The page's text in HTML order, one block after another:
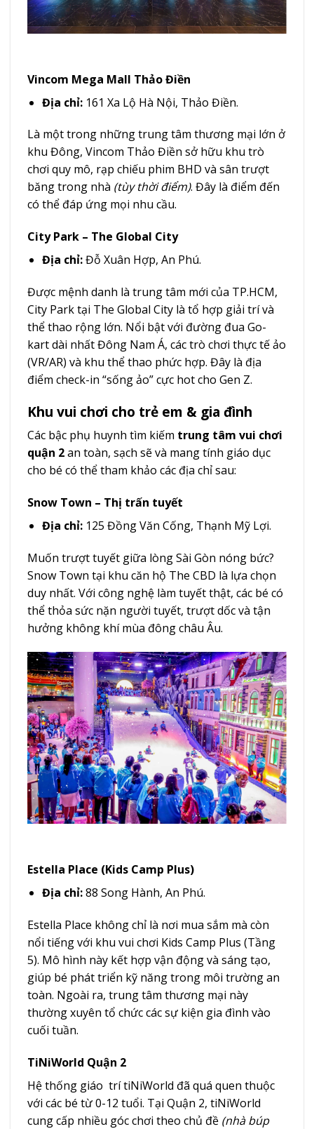
Vincom Mega Mall Thảo Điền
Địa chỉ:161 Xa Lộ Hà Nội, Thảo Điền.
Là một trong những trung tâm thương mại lớn ở
khu Đông, Vincom Thảo Điền sở hữu khu trò
chơi quy mô, rạp chiếu phim BHD và sân trượt
băng trong nhà (tùy thời điểm). Đây là điểm đến
có thể đáp ứng mọi nhu cầu.
City Park – The Global City
Địa chỉ:Đỗ Xuân Hợp, An Phú.
Được mệnh danh là trung tâm mới của TP.HCM,
City Park tại The Global City là tổ hợp giải trí và
thể thao rộng lớn. Nổi bật với đường đua Go-
kart dài nhất Đông Nam Á, các trò chơi thực tế ảo
(VR/AR) và khu thể thao phức hợp. Đây là địa
điểm check-in “sống ảo” cực hot cho Gen Z.
Khu vui chơi cho trẻ em & gia đình
Các bậc phụ huynh tìm kiếm trung tâm vui chơi
quận 2an toàn, sạch sẽ và mang tính giáo dục
cho bé có thể tham khảo các địa chỉ sau:
Snow Town – Thị trấn tuyết
Địa chỉ:125 Đồng Văn Cống, Thạnh Mỹ Lợi.
Muốn trượt tuyết giữa lòng Sài Gòn nóng bức?
Snow Town tại khu căn hộ The CBD là lựa chọn
duy nhất. Với công nghệ làm tuyết thật, các bé có
thể thỏa sức nặn người tuyết, trượt dốc và tận
hưởng không khí mùa đông châu Âu.
Estella Place (Kids Camp Plus)
Địa chỉ:88 Song Hành, An Phú.
Estella Place không chỉ là nơi mua sắm mà còn
nổi tiếng với khu vui chơi Kids Camp Plus (Tầng
5). Mô hình này kết hợp vận động và sáng tạo,
giúp bé phát triển kỹ năng trong môi trường an
toàn. Ngoài ra, trung tâm thương mại này
thường xuyên tổ chức các sự kiện gia đình vào
cuối tuần.
TiNiWorld Quận 2
Hệ thống giáo trí tiNiWorld đã quá quen thuộc
với các bé từ 0-12 tuổi. Tại Quận 2, tiNiWorld
cung cấp nhiều góc chơi theo chủ đề (nhà búp